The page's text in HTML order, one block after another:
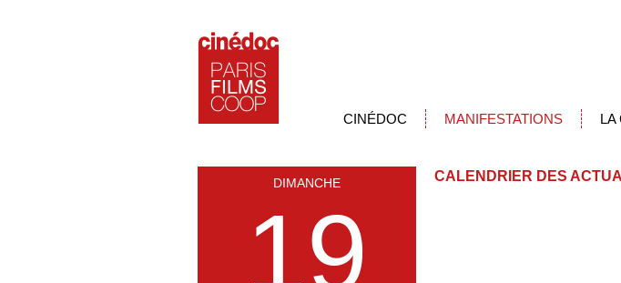
CINÉDOC MANIFESTATIONS LA
DIMANCHE
19
CALENDRIER DES